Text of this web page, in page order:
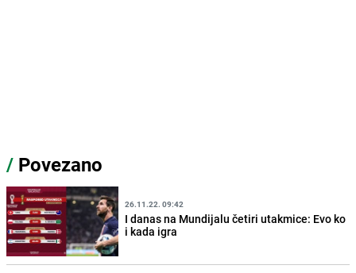
/ Povezano
26.11.22. 09:42
I danas na Mundijalu četiri utakmice: Evo ko
i kada igra